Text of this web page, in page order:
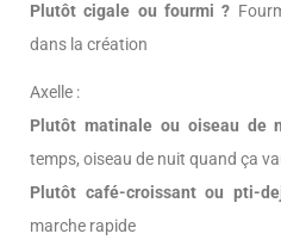
Plutôt cigale ou fourmi ?
dans la création
Axelle :
Plutôt matinale ou oiseau de
temps, oiseau de nuit quand ça
Plutôt café-croissant ou pti-
marche rapide